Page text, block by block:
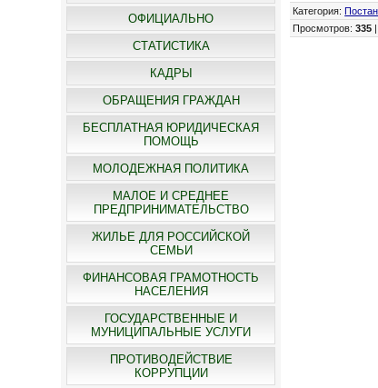
ОФИЦИАЛЬНО
СТАТИСТИКА
КАДРЫ
ОБРАЩЕНИЯ ГРАЖДАН
БЕСПЛАТНАЯ ЮРИДИЧЕСКАЯ
ПОМОЩЬ
МОЛОДЕЖНАЯ ПОЛИТИКА
МАЛОЕ И СРЕДНЕЕ
ПРЕДПРИНИМАТЕЛЬСТВО
ЖИЛЬЕ ДЛЯ РОССИЙСКОЙ
СЕМЬИ
ФИНАНСОВАЯ ГРАМОТНОСТЬ
НАСЕЛЕНИЯ
ГОСУДАРСТВЕННЫЕ И
МУНИЦИПАЛЬНЫЕ УСЛУГИ
ПРОТИВОДЕЙСТВИЕ
КОРРУПЦИИ
Категория:
Просмотров:335